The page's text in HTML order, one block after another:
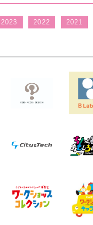
2023 2022 2021